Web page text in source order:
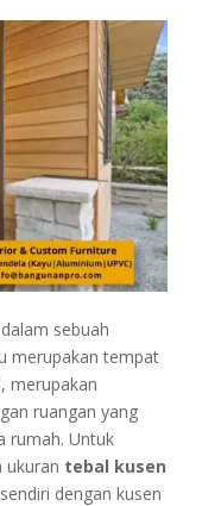
sebuah
merupakan tempat
merupakan
ruangan yang
rumah. Untuk
ukuran tebal kusen
dengan kusen